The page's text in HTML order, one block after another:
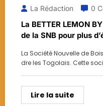
La Rédaction 0
La BETTER LEMON
de la SNB pour plus
La Société Nouvelle de
dre les Togolais. Cette
Lire la suite